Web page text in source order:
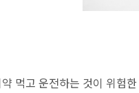
먹고 운전하는 것이 위험